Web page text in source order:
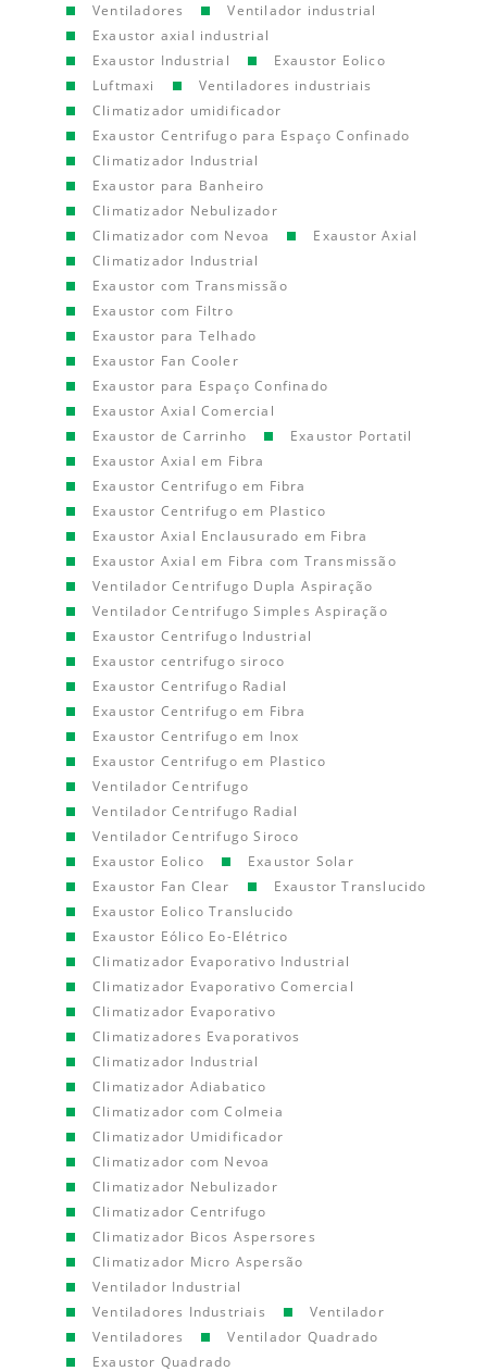
Ventiladores
Ventilador industrial
Exaustor axial industrial
Exaustor Industrial
Exaustor Eolico
Luftmaxi
Ventiladores industriais
Climatizador umidificador
Exaustor Centrifugo para Espaço Confinado
Climatizador Industrial
Exaustor para Banheiro
Climatizador Nebulizador
Climatizador com Nevoa
Exaustor Axial
Climatizador Industrial
Exaustor com Transmissão
Exaustor com Filtro
Exaustor para Telhado
Exaustor Fan Cooler
Exaustor para Espaço Confinado
Exaustor Axial Comercial
Exaustor de Carrinho
Exaustor Portatil
Exaustor Axial em Fibra
Exaustor Centrifugo em Fibra
Exaustor Centrifugo em Plastico
Exaustor Axial Enclausurado em Fibra
Exaustor Axial em Fibra com Transmissão
Ventilador Centrifugo Dupla Aspiração
Ventilador Centrifugo Simples Aspiração
Exaustor Centrifugo Industrial
Exaustor centrifugo siroco
Exaustor Centrifugo Radial
Exaustor Centrifugo em Fibra
Exaustor Centrifugo em Inox
Exaustor Centrifugo em Plastico
Ventilador Centrifugo
Ventilador Centrifugo Radial
Ventilador Centrifugo Siroco
Exaustor Eolico
Exaustor Solar
Exaustor Fan Clear
Exaustor Translucido
Exaustor Eolico Translucido
Exaustor Eólico Eo-Elétrico
Climatizador Evaporativo Industrial
Climatizador Evaporativo Comercial
Climatizador Evaporativo
Climatizadores Evaporativos
Climatizador Industrial
Climatizador Adiabatico
Climatizador com Colmeia
Climatizador Umidificador
Climatizador com Nevoa
Climatizador Nebulizador
Climatizador Centrifugo
Climatizador Bicos Aspersores
Climatizador Micro Aspersão
Ventilador Industrial
Ventiladores Industriais
Ventilador
Ventiladores
Ventilador Quadrado
Exaustor Quadrado